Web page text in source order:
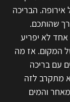
הבריכה
שהותכם.
אחד לא יפריע
המקום. אז מה
עם בריכה
מתקרב לזה
והמים